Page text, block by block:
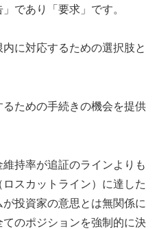
であり「要求」です。
に対応するための選択肢と
ための手続きの機会を提供
持率が追証のラインよりも
スカットライン）に達した
投資家の意思とは無関係に
てのポジションを強制的に決